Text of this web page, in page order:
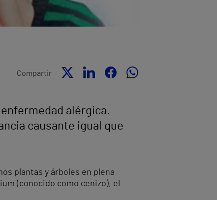
Compartir
alérgica.
causante igual que
plantas y árboles en plena
(conocido como cenizo), el